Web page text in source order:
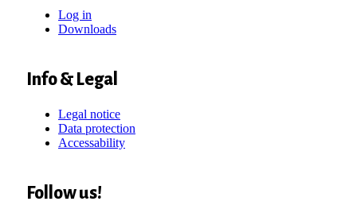
Log in
Downloads
Info & Legal
Legal notice
Data protection
Accessability
Follow us!